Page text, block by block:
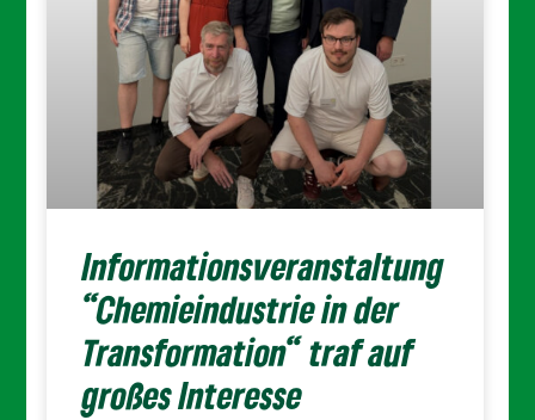
Informationsveranstaltung
“Chemieindustrie in der
Transformation“ traf auf
großes Interesse